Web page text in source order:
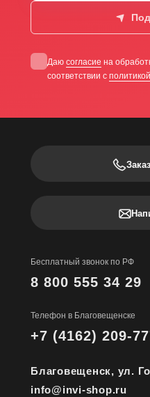
Даю согласие на
соответствии с
Бесплатный звонок по РФ
8 800 555 34 29
Телефон в Благовещенске
+7 (4162) 209-
Благовещенск, ул.
info@invi-shop.ru